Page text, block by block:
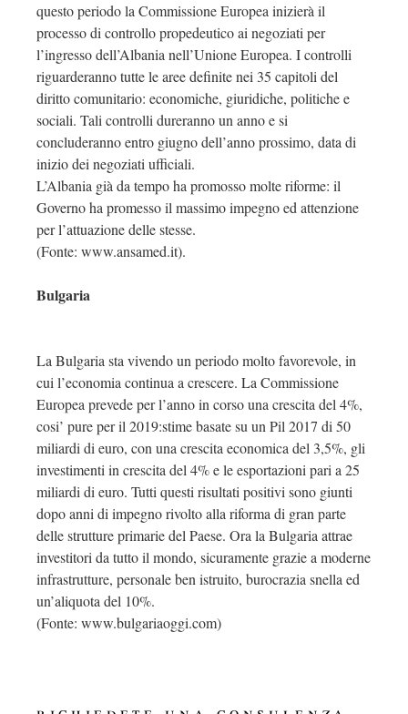
questo periodo la Commissione Europea inizierà il
processo di controllo propedeutico ai negoziati per
l’ingresso dell’Albania nell’Unione Europea. I controlli
riguarderanno tutte le aree definite nei 35 capitoli del
diritto comunitario: economiche, giuridiche, politiche e
sociali. Tali controlli dureranno un anno e si
concluderanno entro giugno dell’anno prossimo, data di
inizio dei negoziati ufficiali.
L’Albania già da tempo ha promosso molte riforme: il
Governo ha promesso il massimo impegno ed attenzione
per l’attuazione delle stesse.
(Fonte: www.ansamed.it).
Bulgaria
La Bulgaria sta vivendo un periodo molto favorevole, in
cui l’economia continua a crescere. La Commissione
Europea prevede per l’anno in corso una crescita del 4%,
cosi’ pure per il 2019:stime basate su un Pil 2017 di 50
miliardi di euro, con una crescita economica del 3,5%, gli
investimenti in crescita del 4% e le esportazioni pari a 25
miliardi di euro. Tutti questi risultati positivi sono giunti
dopo anni di impegno rivolto alla riforma di gran parte
delle strutture primarie del Paese. Ora la Bulgaria attrae
investitori da tutto il mondo, sicuramente grazie a moderne
infrastrutture, personale ben istruito, burocrazia snella ed
un’aliquota del 10%.
(Fonte: www.bulgariaoggi.com)